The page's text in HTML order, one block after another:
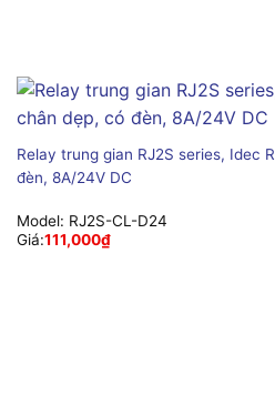
Relay trung gian RJ2S series, Idec
đèn, 8A/24V DC
Model: RJ2S-CL-D24
Giá:111,000₫